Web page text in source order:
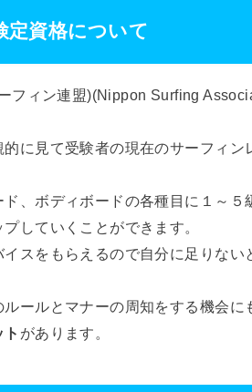
定資格について
ィン連盟)(Nippon Surfing
に見て受験者の現在のサーフィン
、ボディボードの各種目に１～
していくことができます。
スをもらえるので自分に足りない
ールとマナーの周知をする機会に
ト があります。